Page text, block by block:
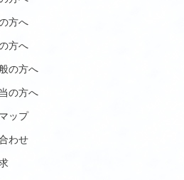
方へ
方へ
の方へ
の方へ
ップ
わせ